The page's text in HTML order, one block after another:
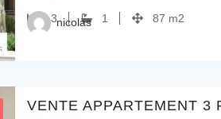
3 1 87 m2
nicolas
VENTE APPARTEMENT 3